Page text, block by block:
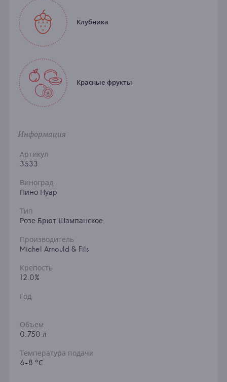
Клубника
Красные фрукты
Информация
Артикул
3533
Виноград
Пино Нуар
Тип
Розе Брют Шампанское
Производитель
Michel Arnould & Fils
Крепость
12.0%
Год
Объем
0.750 л
Температура подачи
6-8 °С